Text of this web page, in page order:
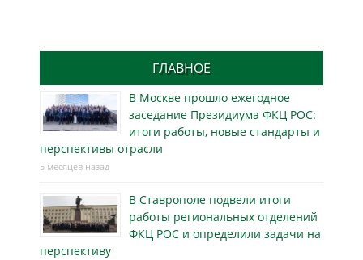
ГЛАВНОЕ
В Москве прошло ежегодное
заседание Президиума ФКЦ РОС:
итоги работы, новые стандарты и
перспективы отрасли
5 месяцев назад
В Ставрополе подвели итоги
работы региональных отделений
ФКЦ РОС и определили задачи на
перспективу